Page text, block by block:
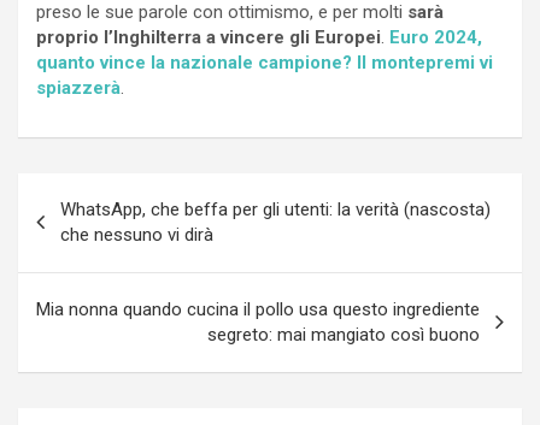
preso le sue parole con ottimismo, e per molti sarà
proprio l’Inghilterra a vincere gli Europei. Euro 2024,
quanto vince la nazionale campione? Il montepremi vi
spiazzerà.
articoli
WhatsApp, che beffa per gli utenti: la verità (nascosta)
che nessuno vi dirà
Mia nonna quando cucina il pollo usa questo ingrediente
segreto: mai mangiato così buono